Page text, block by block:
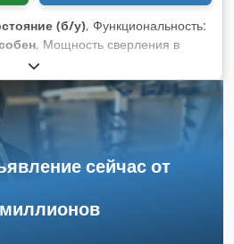
(б/у), Функциональность:
, Мощность сверления в
чисел: 67–750 об/
2,5 / 3,3 кВт. 4 скорости подачи
/ 0,3 / 0,40 мм/об. Вылет шпинделя
Размеры стола: 500 x 620 мм
Ход шпинделя: 250 мм.
Ao Aixjkсейчас от